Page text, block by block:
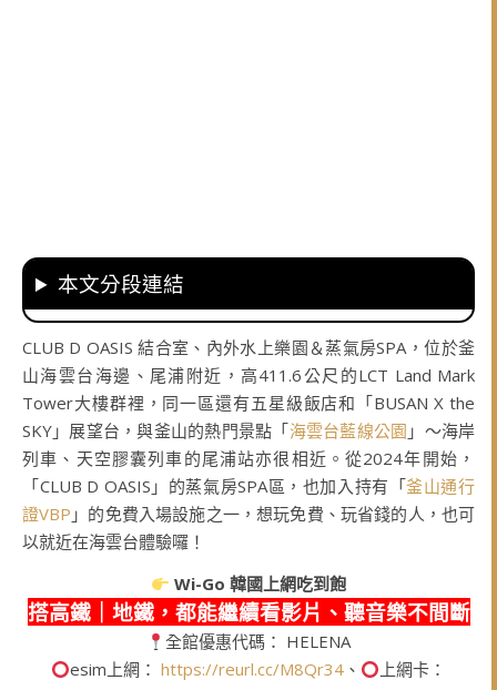
本文分段連結
CLUB D OASIS 結合室、內外水上樂園＆蒸氣房SPA，位於釜
山海雲台海邊、尾浦附近，高411.6公尺的LCT Land Mark
Tower大樓群裡，同一區還有五星級飯店和「BUSAN X the
SKY」展望台，與釜山的熱門景點「海雲台藍線公園 」～海岸
列車、天空膠囊列車的尾浦站亦很相近。從2024年開始，
「CLUB D OASIS」的蒸氣房SPA區，也加入持有「釜山通行
證VBP 」的免費入場設施之一，想玩免費、玩省錢的人，也可
以就近在海雲台體驗囉！
Wi-Go韓國上網吃到飽
搭高鐵｜地鐵，都能繼續看影片、聽音樂不間斷
全館優惠代碼： HELENA
esim上網： https://reurl.cc/M8Qr34 、
上網卡：